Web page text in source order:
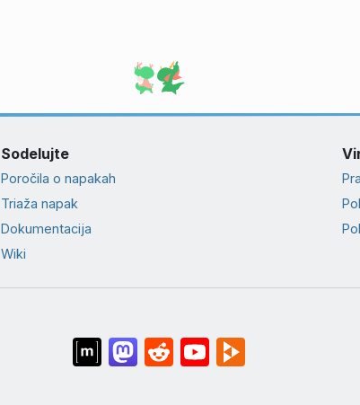
Sodelujte
Poročila o napakah
Triaža napak
Dokumentacija
Wiki